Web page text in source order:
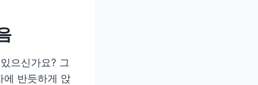
으신가요? 그
에 반듯하게 앉